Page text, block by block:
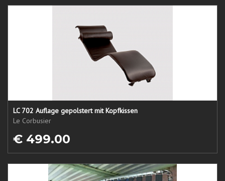
LC 702 Auflage gepolstert mit Kopfkissen
Le Corbusier
€ 499.00